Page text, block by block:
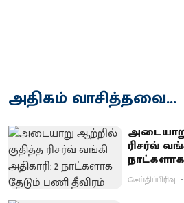
அதிகம் வாசித்தவை...
ரிசர்வ்
செய்திப்பிரிவு